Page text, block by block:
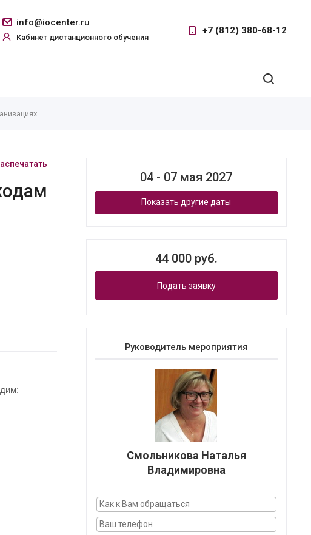
info@iocenter.ru
Кабинет дистанционного обучения
+7 (812) 380-68-12
04 - 07 мая 2027
Показать другие даты
44 000 руб.
Подать заявку
Руководитель мероприятия
Смольникова Наталья
Владимировна